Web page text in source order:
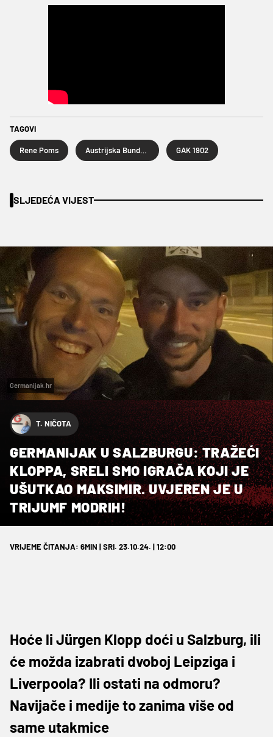
TAGOVI
Rene Poms GAK 1902
SLJEDEĆA VIJEST
Germanijak.hr
T. NIČOTA
GERMANIJAK U SALZBURGU: TRAŽEĆI
KLOPPA, SRELI SMO IGRAČA KOJI JE
UŠUTKAO MAKSIMIR. UVJEREN JE U
TRIJUMF MODRIH!
VRIJEME ČITANJA: 6MIN | SRI. 23.10.24. | 12:00
Hoće li Jürgen Klopp doći u Salzburg, ili
će možda izabrati dvoboj Leipziga i
Liverpoola? Ili ostati na odmoru?
Navijače i medije to zanima više od
same utakmice